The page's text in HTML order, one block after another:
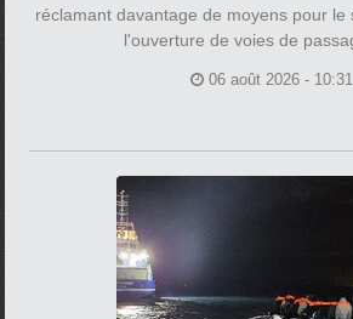
réclamant davantage de moyens pour le
l'ouverture de voies de
06 août 2026 - 10:31